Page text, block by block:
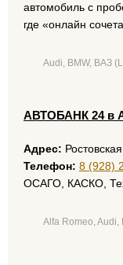
автомобиль с
где «онлайн
Audi, BMW, ВАЗ
AВТОБАНК 24 в
Адрес:
Телефон: 8 (928)
ОСАГО, КАСКО,
Alfa Romeo, Audi,